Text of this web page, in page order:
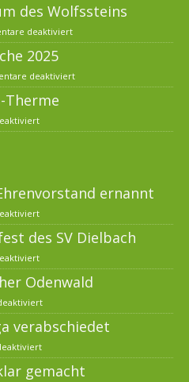
des Wolfssteins
deaktiviert
2025
deaktiviert
Therme
ernannt
des SV Dielbach
Odenwald
verabschiedet
gemacht